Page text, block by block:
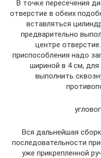
В точке пересечения
отверстие в обеих
вставляться
предварительно
центре
приспособления надо
шириной в 4 см,
выполнить
Вся дальнейшая
последовательности
уже прикрепленной